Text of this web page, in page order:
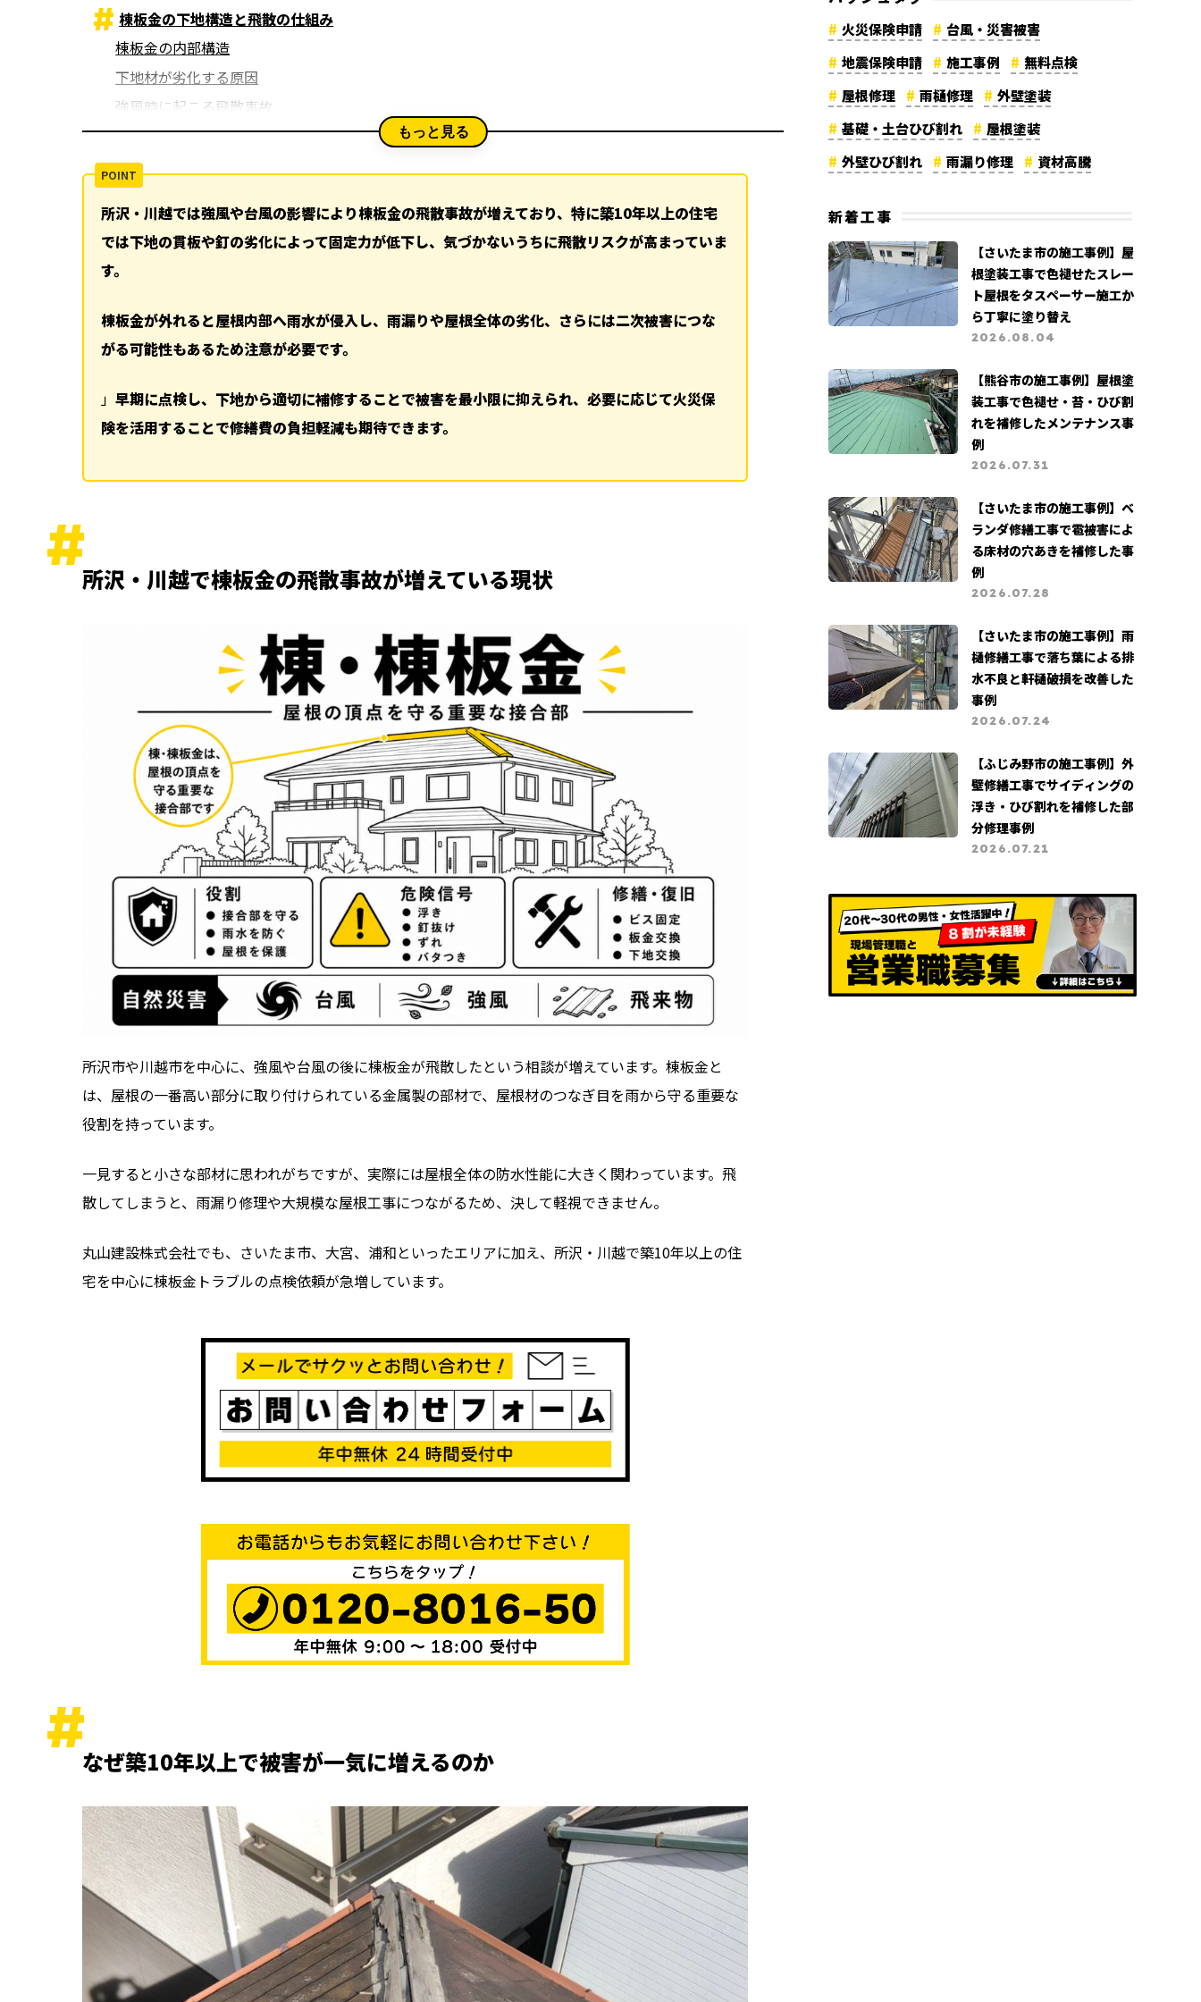
もっと見る
棟板金の下地構造と飛散の仕組み
棟板金の内部構造
下地材が劣化する原因
強風時に起こる飛散事故
放置すると起こる深刻な被害
雨漏り修理が必要になる可能性
屋根全体の寿命が縮む
所沢・川越の住宅環境が影響する理由
風の通り道になりやすい立地
気温差と湿気による劣化
早期発見が重要な理由
目視では判断できない危険性
丸山建設株式会社の専門的な対応
下地から見直す確実な施工
点検と修理を一体で考える重要性
ランキング
所沢・川越では強風や台風の影響により棟板金の飛散事故が増えており、特に築10年以上の住宅
では下地の貫板や釘の劣化によって固定力が低下し、気づかないうちに飛散リスクが高まっていま
す。
棟板金が外れると屋根内部へ雨水が侵入し、雨漏りや屋根全体の劣化、さらには二次被害につな
がる可能性もあるため注意が必要です。
」早期に点検し、下地から適切に補修することで被害を最小限に抑えられ、必要に応じて火災保
険を活用することで修繕費の負担軽減も期待できます。
所沢・川越で棟板金の飛散事故が増えている現状
所沢市や川越市を中心に、強風や台風の後に棟板金が飛散したという相談が増えています。棟板金と
は、屋根の一番高い部分に取り付けられている金属製の部材で、屋根材のつなぎ目を雨から守る重要な
役割を持っています。
一見すると小さな部材に思われがちですが、実際には屋根全体の防水性能に大きく関わっています。飛
散してしまうと、雨漏り修理や大規模な屋根工事につながるため、決して軽視できません。
丸山建設株式会社でも、さいたま市、大宮、浦和といったエリアに加え、所沢・川越で築10年以上の住
宅を中心に棟板金トラブルの点検依頼が急増しています。
なぜ築10年以上で被害が一気に増えるのか
火災保険申請
台風・災害被害
地震保険申請
施工事例
無料点検
屋根修理
雨樋修理
外壁塗装
基礎・土台ひび割れ
屋根塗装
外壁ひび割れ
雨漏り修理
資材高騰
外壁修理
メディア紹介
リフォーム費用
大規模修繕工事
高所調査
地震被害
よくある質問
カビ・苔被害
新着工事
【さいたま市の施工事例】屋
根塗装工事で色褪せたスレー
ト屋根をタスペーサー施工か
ら丁寧に塗り替え
2026.08.04
【熊谷市の施工事例】屋根塗
装工事で色褪せ・苔・ひび割
れを補修したメンテナンス事
例
2026.07.31
【さいたま市の施工事例】ベ
ランダ修繕工事で雹被害によ
る床材の穴あきを補修した事
例
2026.07.28
【さいたま市の施工事例】雨
樋修繕工事で落ち葉による排
水不良と軒樋破損を改善した
事例
2026.07.24
【ふじみ野市の施工事例】外
壁修繕工事でサイディングの
浮き・ひび割れを補修した部
分修理事例
2026.07.21